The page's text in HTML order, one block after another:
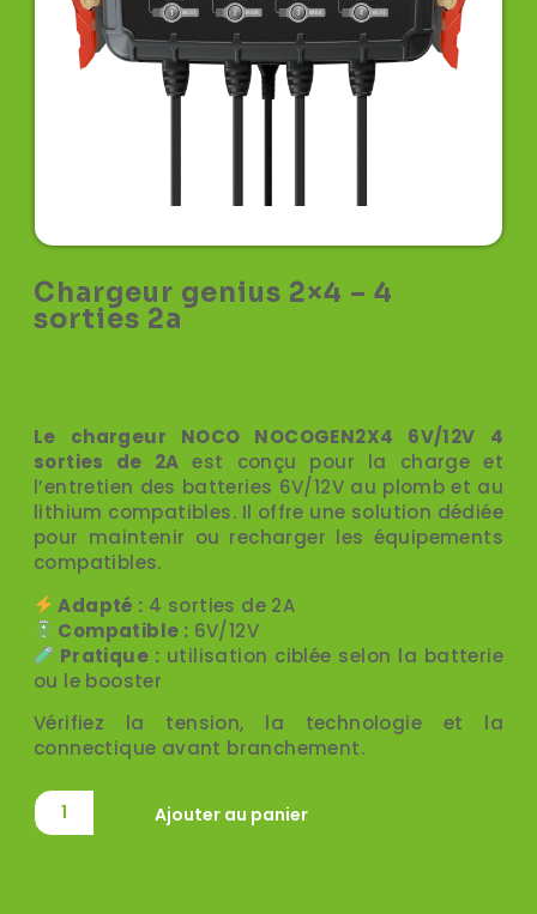
Chargeur genius 2×4 – 4
sorties 2a
Le chargeur NOCO NOCOGEN2X4 6V/12V 4
sorties de 2A est conçu pour la charge et
l’entretien des batteries 6V/12V au plomb et au
lithium compatibles. Il offre une solution dédiée
pour maintenir ou recharger les équipements
compatibles.
Adapté : 4 sorties de 2A
Compatible : 6V/12V
Pratique : utilisation ciblée selon la batterie
ou le booster
Vérifiez la tension, la technologie et la
connectique avant branchement.
Ajouter au panier